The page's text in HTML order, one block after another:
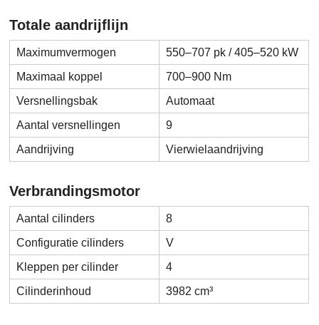
Totale aandrijflijn
Maximumvermogen
550–707 pk / 405–520 kW
Maximaal koppel
700–900 Nm
Versnellingsbak
Automaat
Aantal versnellingen
9
Aandrijving
Vierwielaandrijving
Verbrandingsmotor
Aantal cilinders
8
Configuratie cilinders
V
Kleppen per cilinder
4
Cilinderinhoud
3982 cm³